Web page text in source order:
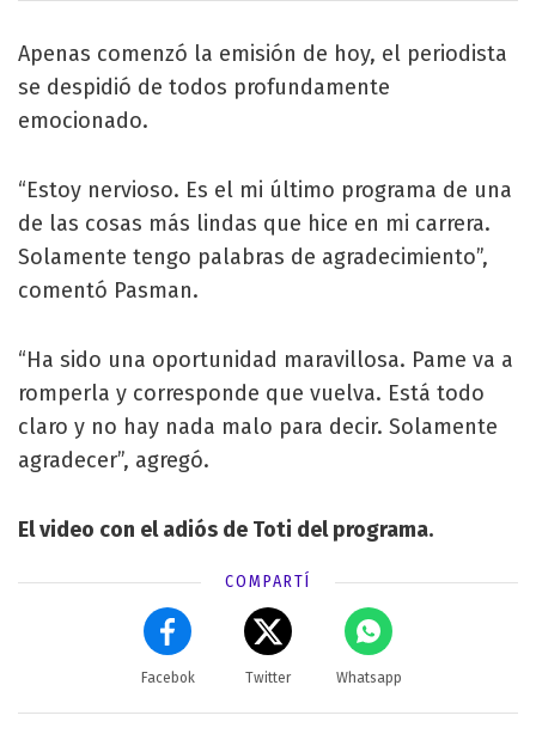
Apenas comenzó la emisión de hoy, el periodista
se despidió de todos profundamente
emocionado.
“Estoy nervioso. Es el mi último programa de una
de las cosas más lindas que hice en mi carrera.
Solamente tengo palabras de agradecimiento”,
comentó Pasman.
“Ha sido una oportunidad maravillosa. Pame va a
romperla y corresponde que vuelva. Está todo
claro y no hay nada malo para decir. Solamente
agradecer”, agregó.
El video con el adiós de Toti del programa.
COMPARTÍ
Facebok Twitter Whatsapp